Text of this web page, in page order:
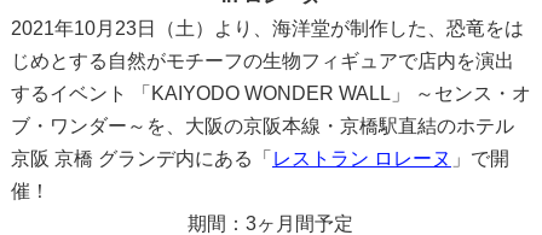
2021年10月23日（土）より、海洋堂が制作した、恐竜をは
じめとする自然がモチーフの生物フィギュアで店内を演出
するイベント 「KAIYODO WONDER WALL」 ～センス・オ
ブ・ワンダー～を、大阪の京阪本線・京橋駅直結のホテル
京阪 京橋 グランデ内にある「 レストラン ロレーヌ 」で開
催！
期間：3ヶ月間予定